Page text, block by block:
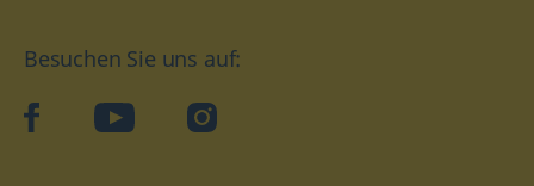
Besuchen Sie uns auf:
facebookYouTube Instagram